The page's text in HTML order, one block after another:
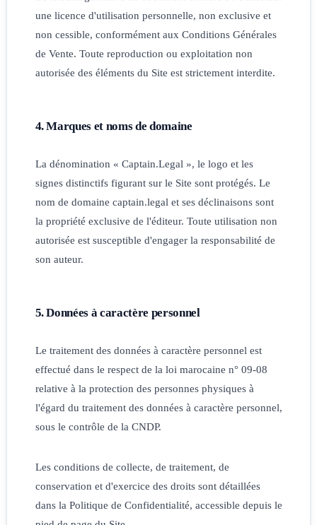
une licence d'utilisation personnelle, non exclusive et
non cessible, conformément aux Conditions Générales
de Vente. Toute reproduction ou exploitation non
autorisée des éléments du Site est strictement interdite.
4. Marques et noms de domaine
La dénomination « Captain.Legal », le logo et les
signes distinctifs figurant sur le Site sont protégés. Le
nom de domaine captain.legal et ses déclinaisons sont
la propriété exclusive de l'éditeur. Toute utilisation non
autorisée est susceptible d'engager la responsabilité de
son auteur.
5. Données à caractère personnel
Le traitement des données à caractère personnel est
effectué dans le respect de la loi marocaine n° 09-08
relative à la protection des personnes physiques à
l'égard du traitement des données à caractère personnel,
sous le contrôle de la CNDP.
Les conditions de collecte, de traitement, de
conservation et d'exercice des droits sont détaillées
dans la Politique de Confidentialité, accessible depuis le